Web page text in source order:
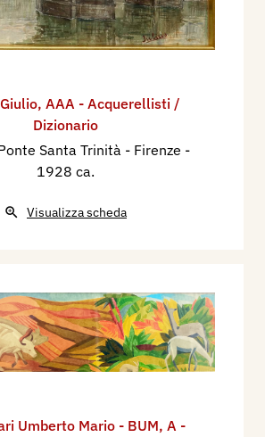
, AAA - Acquerellisti /
Dizionario
Santa Trinità - Firenze -
1928 ca.
Visualizza scheda
Umberto Mario - BUM, A -